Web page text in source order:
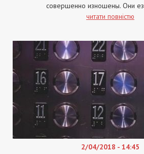
совершенно изношены. Они
читати повністю
2/04/2018 - 14:45